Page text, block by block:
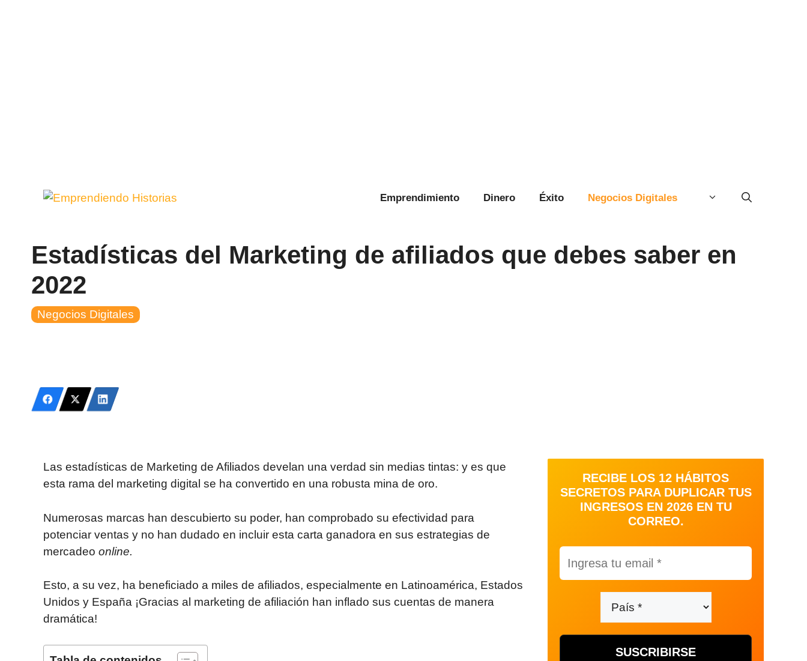
Emprendimiento Dinero Éxito Negocios Digitales
Estadísticas del Marketing de afiliados que debes saber en
2022
Negocios Digitales
Las estadísticas de Marketing de Afiliados develan una verdad sin medias tintas: y es que
esta rama del marketing digital se ha convertido en una robusta mina de oro.
Numerosas marcas han descubierto su poder, han comprobado su efectividad para
potenciar ventas y no han dudado en incluir esta carta ganadora en sus estrategias de
mercadeo online.
Esto, a su vez, ha beneficiado a miles de afiliados, especialmente en Latinoamérica, Estados
Unidos y España ¡Gracias al marketing de afiliación han inflado sus cuentas de manera
dramática!
RECIBE LOS 12 HÁBITOS
SECRETOS PARA DUPLICAR TUS
INGRESOS EN 2026 EN TU
CORREO.